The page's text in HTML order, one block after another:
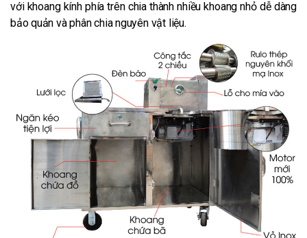
với khoang kính phía trên chia thành nhiều khoang nhỏ dễ dàng
bảo quản và phân chia nguyên vật liệu.